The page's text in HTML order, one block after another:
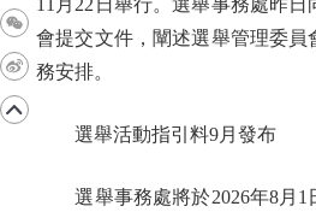
11月22日舉行。選舉事務處昨
會提交文件，闡述選舉管理委員
務安排。
選舉活動指引料9月發布
選舉事務處將於2026年8月1